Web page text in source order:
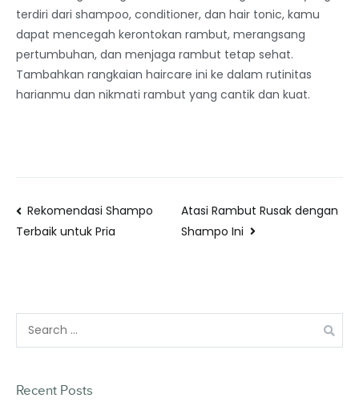
terdiri dari shampoo, conditioner, dan hair tonic, kamu
dapat mencegah kerontokan rambut, merangsang
pertumbuhan, dan menjaga rambut tetap sehat.
Tambahkan rangkaian haircare ini ke dalam rutinitas
harianmu dan nikmati rambut yang cantik dan kuat.
Rekomendasi Shampo
Terbaik untuk Pria
Atasi Rambut Rusak dengan
Shampo Ini
Recent Posts